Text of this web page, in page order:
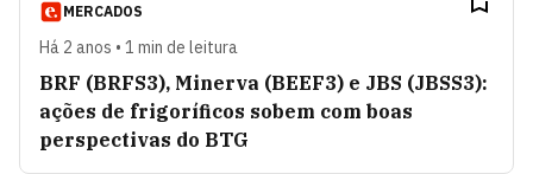
MERCADOS
Há 2 anos • 1 min de leitura
BRF (BRFS3), Minerva (BEEF3) e JBS (JBSS3):
ações de frigoríficos sobem com boas
perspectivas do BTG